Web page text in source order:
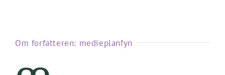
Om forfatteren: medieplanfyn